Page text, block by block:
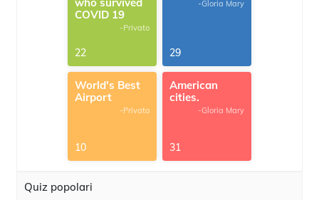
COVID 19
-Privato
22
-Gloria Mary
29
World's Best
Airport
-Privato
10
American
cities.
-Gloria Mary
31
Quiz popolari